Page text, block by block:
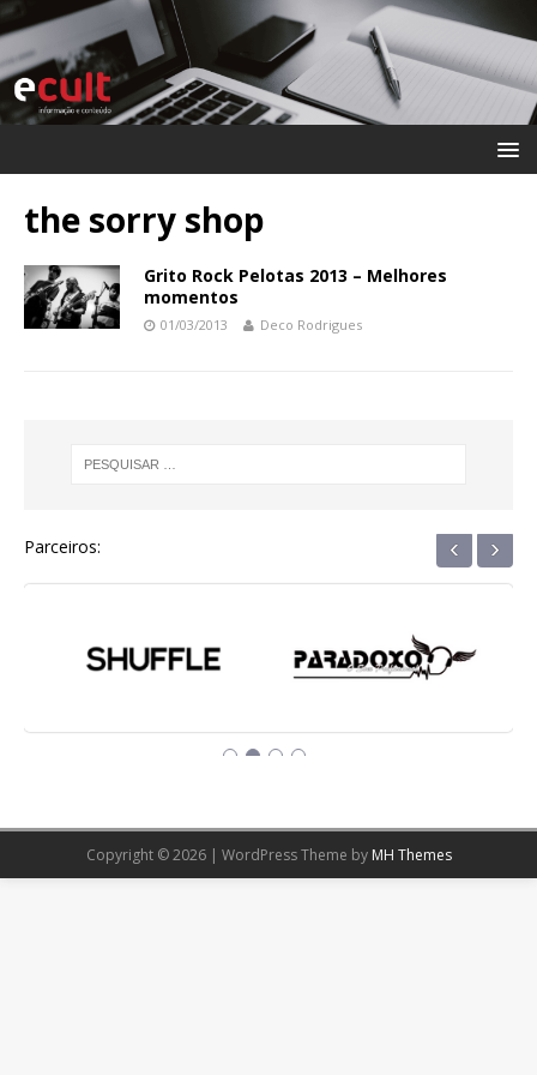
the sorry shop
Grito Rock Pelotas 2013 – Melhores
momentos
01/03/2013 Deco Rodrigues
Parceiros: ‹ ›
Copyright © 2026 | WordPress Theme by MH Themes